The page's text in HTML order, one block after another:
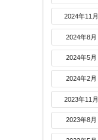
2024年11月
2024年8月
2024年5月
2024年2月
2023年11月
2023年8月